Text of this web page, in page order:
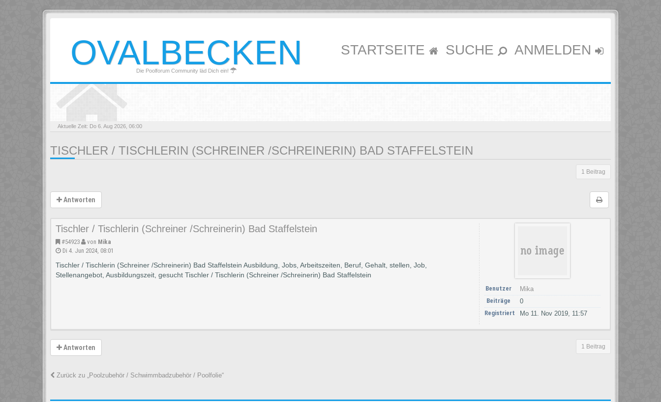
OVALBECKEN
Die Poolforum Community läd Dich ein!
STARTSEITE SUCHE ANMELDEN
Aktuelle Zeit: Do 6. Aug 2026, 06:00
TISCHLER / TISCHLERIN (SCHREINER /SCHREINERIN) BAD STAFFELSTEIN
1 Beitrag
Antworten
Tischler / Tischlerin (Schreiner /Schreinerin) Bad Staffelstein
#54923 von Mika
Di 4. Jun 2024, 08:01
Tischler / Tischlerin (Schreiner /Schreinerin) Bad Staffelstein Ausbildung, Jobs, Arbeitszeiten, Beruf, Gehalt, stellen, Job,
Stellenangebot, Ausbildungszeit, gesucht Tischler / Tischlerin (Schreiner /Schreinerin) Bad Staffelstein
Benutzer
Mika
Beiträge
0
Registriert
Mo 11. Nov 2019, 11:57
Antworten 1 Beitrag
Zurück zu „Poolzubehör / Schwimmbadzubehör / Poolfolie“